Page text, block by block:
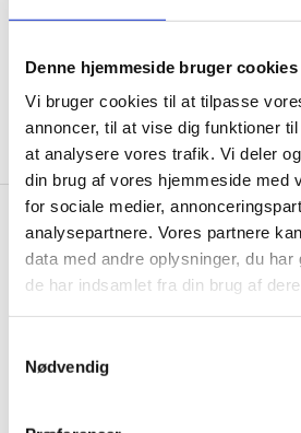
Denne hjemmeside bruger cookies
Vi bruger cookies til at tilpasse
annoncer, til at vise dig funktioner
at analysere vores trafik. Vi deler
din brug af vores hjemmeside med
for sociale medier,
analysepartnere. Vores partnere
data med andre oplysninger, du har
de har indsamlet fra din brug af
Nødvendig
Ja tak, tilmeld
Gastrobutikken.dk
Gastrobutikken ApS
CVR: 38952986